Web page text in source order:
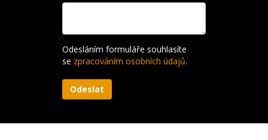
Odesláním formuláře souhlasíte
se zpracováním osobních údajů.